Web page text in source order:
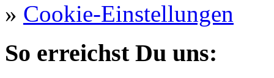
» Cookie-Einstellungen
So erreichst Du uns: